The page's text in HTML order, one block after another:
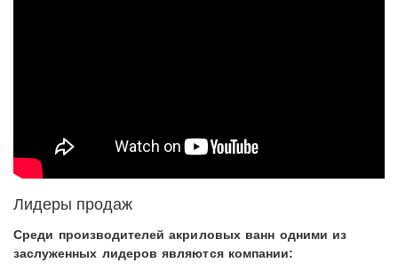
Лидеры продаж
Среди производителей акриловых ванн одними из
заслуженных лидеров являются компании: